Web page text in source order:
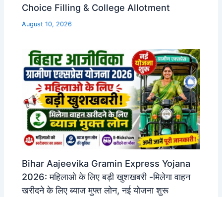
Choice Filling & College Allotment
August 10, 2026
Bihar Aajeevika Gramin Express Yojana
2026: महिलाओ के लिए बड़ी खुशखबरी -मिलेगा वाहन
खरीदने के लिए ब्याज मुफ्त लोन, नई योजना शुरू